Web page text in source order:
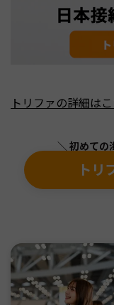
トリファの詳細は
＼ 初めての
トリ